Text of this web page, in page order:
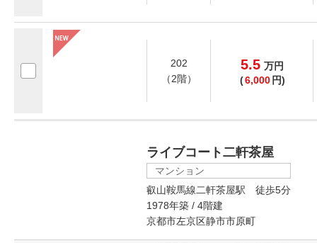
202
（2階）
5.5 万円
(6,000 円)
ライブコート二軒茶屋
マンション
叡山鞍馬線二軒茶屋駅 徒歩5分
1978年築 / 4階建
京都市左京区静市市原町